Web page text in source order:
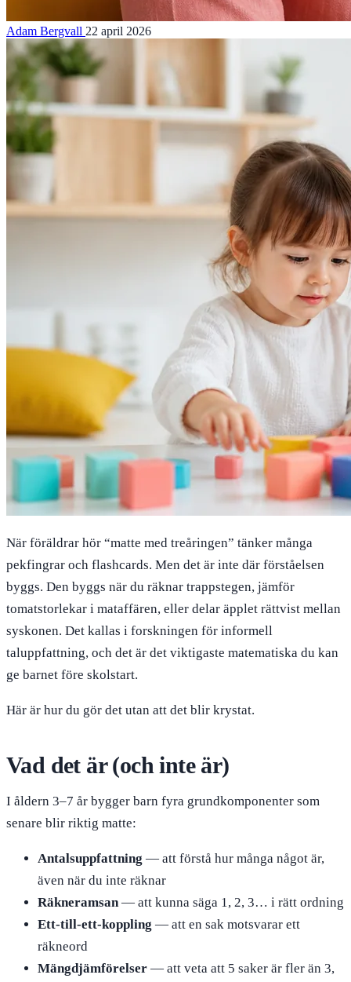
Adam Bergvall 22 april 2026
När föräldrar hör “matte med treåringen” tänker många
pekfingrar och flashcards. Men det är inte där förståelsen
byggs. Den byggs när du räknar trappstegen, jämför
tomatstorlekar i mataffären, eller delar äpplet rättvist mellan
syskonen. Det kallas i forskningen för informell
taluppfattning, och det är det viktigaste matematiska du kan
ge barnet före skolstart.
Här är hur du gör det utan att det blir krystat.
Vad det är (och inte är)
I åldern 3–7 år bygger barn fyra grundkomponenter som
senare blir riktig matte:
Antalsuppfattning — att förstå hur många något är,
även när du inte räknar
Räkneramsan— att kunna säga 1, 2, 3… i rätt ordning
Ett-till-ett-koppling — att en sak motsvarar ett
räkneord
Mängdjämförelser — att veta att 5 saker är fler än 3,